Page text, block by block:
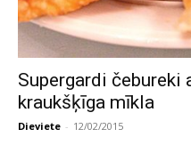
Supergardi čebureki
kraukšķīga mīkla
Dieviete - 12/02/2015